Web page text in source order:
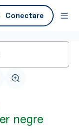
Conectare
negre